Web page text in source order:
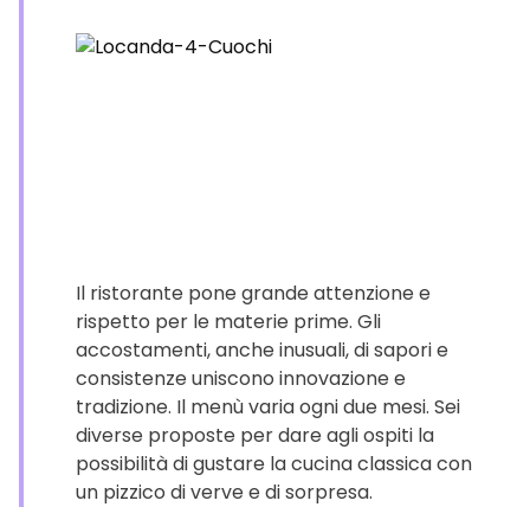
Il ristorante pone grande attenzione e
rispetto per le materie prime. Gli
accostamenti, anche inusuali, di sapori e
consistenze uniscono innovazione e
tradizione. Il menù varia ogni due mesi. Sei
diverse proposte per dare agli ospiti la
possibilità di gustare la cucina classica con
un pizzico di verve e di sorpresa.